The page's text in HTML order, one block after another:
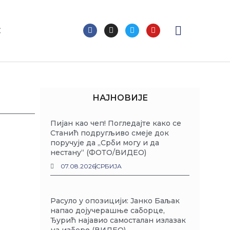
F
a
o
I
n
g
T
w
e
Y
o
b
НАЈНОВИЈЕ
Пијан као чеп! Погледајте како се
Станић подругљиво смеје док
поручује да „Срби могу и да
нестану“ (ФОТО/ВИДЕО)
07.08.2026СРБИЈА
Расуло у опозицији: Јанко Баљак
напао дојучерашње саборце,
Ђурић најавио самосталан излазак